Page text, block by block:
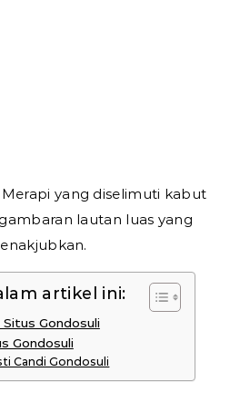
yang diselimuti kabut
lautan luas yang
artikel ini:
Situs Gondosuli
Gondosuli
Candi Gondosuli